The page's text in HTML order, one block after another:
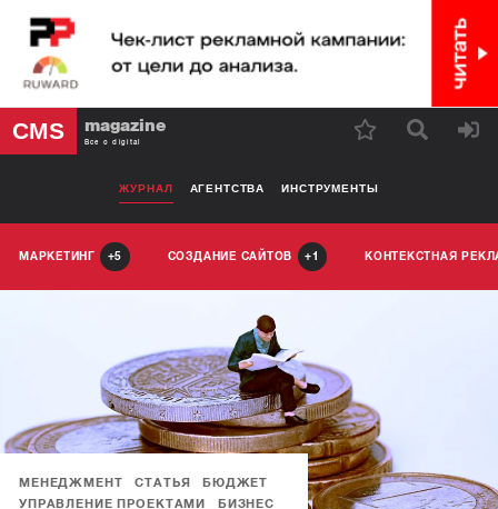
CMS magazine
Все о digital
ЖУРНАЛ АГЕНТСТВА ИНСТРУМЕНТЫ
МАРКЕТИНГ 5 СОЗДАНИЕ САЙТОВ 1 КОНТЕКСТНАЯ
МЕНЕДЖМЕНТ СТАТЬЯ
БЮДЖЕТ
УПРАВЛЕНИЕ ПРОЕКТАМИ
БИЗНЕС